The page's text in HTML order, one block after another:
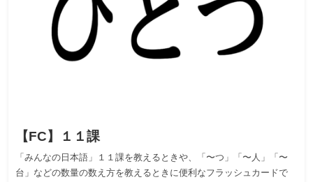
【FC】１１課
「みんなの日本語」１１課を教えるときや、「〜つ」「〜人」「〜
台」などの数量の数え方を教えるときに便利なフラッシュカードで